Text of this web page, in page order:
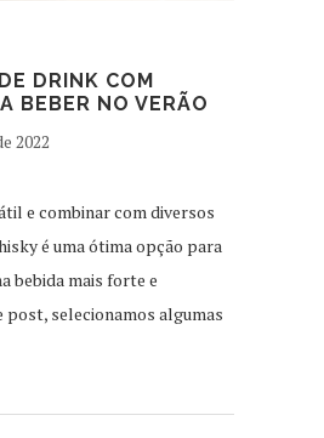
DRINK COM
BEBER NO VERÃO
2022
e combinar com diversos
é uma ótima opção para
bebida mais forte e
post, selecionamos algumas